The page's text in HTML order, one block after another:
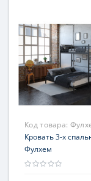
Код товара:
спальная
Кровать 3-х
Фулхем